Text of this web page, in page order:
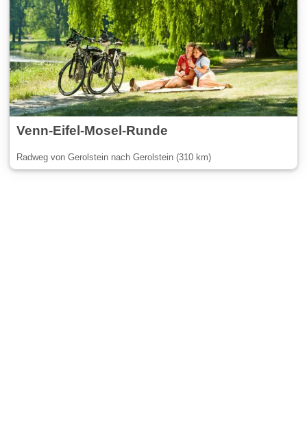
Venn-Eifel-Mosel-Runde
Radweg von Gerolstein nach Gerolstein (310 km)